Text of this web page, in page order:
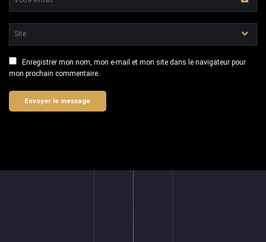
Enregistrer mon nom, mon e-mail et mon site dans le navigateur pour
mon prochain commentaire.